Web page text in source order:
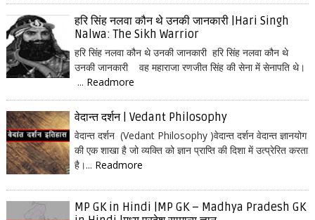
हरि सिंह नलवा कौन थे उनकी जानकारी |Hari Singh
Nalwa: The Sikh Warrior
हरि सिंह नलवा कौन थे उनकी जानकारी हरि सिंह नलवा कौन थे
उनकी जानकारी वह महाराजा रणजीत सिंह की सेना में सेनापति थे।
... Readmore
वेदान्त दर्शन | Vedant Philosophy
वेदान्त दर्शन (Vedant Philosophy )वेदान्त दर्शन वेदान्त ज्ञानयोग
की एक शाखा है जो व्यक्ति को ज्ञान प्राप्ति की दिशा में उत्प्रेरित करता
है।... Readmore
MP GK in Hindi |MP GK – Madhya Pradesh GK